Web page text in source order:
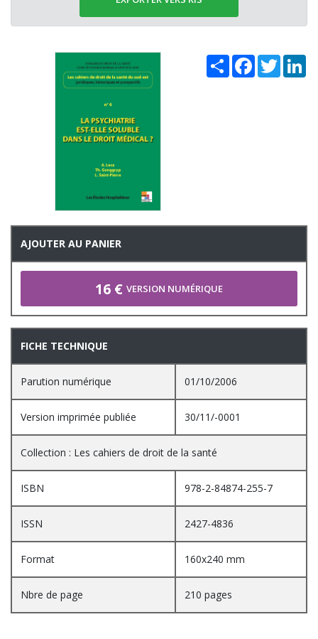
Share Facebook
Twitter
AJOUTER AU PANIER
16 € VERSION NUMÉRIQUE
FICHE TECHNIQUE
Parution numérique 01/10/2006
Version imprimée publiée 30/11/-0001
Collection : Les cahiers de droit de la santé
ISBN 978-2-84874-255-7
ISSN 2427-4836
Format 160x240 mm
Nbre de page 210 pages